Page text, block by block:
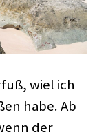
wiel ich
habe. Ab
der